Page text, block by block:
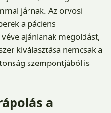
járnak. Az orvosi
a páciens
ajánlanak megoldást,
kiválasztása nemcsak a
szempontjából is
a